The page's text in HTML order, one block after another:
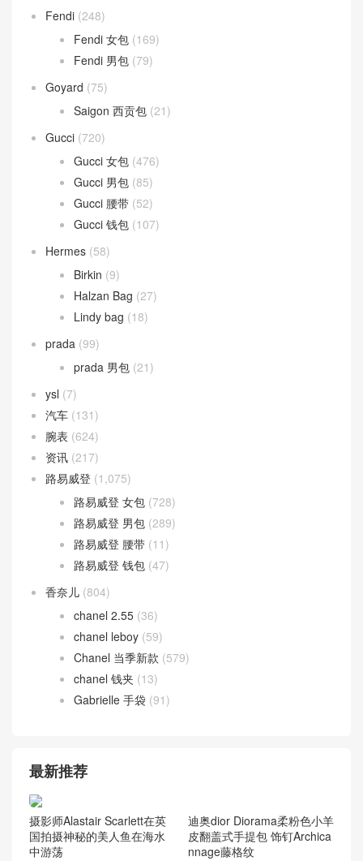
Fendi (248)
Fendi 女包 (169)
Fendi 男包 (79)
Goyard (75)
Saigon 西贡包 (21)
Gucci (720)
Gucci 女包 (476)
Gucci 男包 (85)
Gucci 腰带 (52)
Gucci 钱包 (107)
Hermes (58)
Birkin (9)
Halzan Bag (27)
Lindy bag (18)
prada (99)
prada 男包 (21)
ysl (7)
汽车 (131)
腕表 (624)
资讯 (217)
路易威登 (1,075)
路易威登 女包 (728)
路易威登 男包 (289)
路易威登 腰带 (11)
路易威登 钱包 (47)
香奈儿 (804)
chanel 2.55 (36)
chanel leboy (59)
Chanel 当季新款 (579)
chanel 钱夹 (13)
Gabrielle 手袋 (91)
最新推荐
摄影师Alastair Scarlett在英
国拍摄神秘的美人鱼在海水
中游荡
迪奥dior Diorama柔粉色小羊
皮翻盖式手提包 饰钉Archica
nnage藤格纹